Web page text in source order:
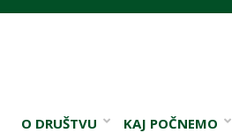
O DRUŠTVU KAJ POČNEMO